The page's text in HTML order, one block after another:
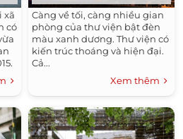
xã
có
Càng về tối, càng nhiều gian
phòng của thư viện bật đèn
màu xanh dương. Thư viện có
kiến trúc thoáng và hiện đại.
Cả...
Xem thêm